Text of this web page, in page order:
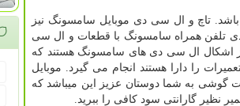
تاچ و ال سی دی موبایل سامسونگ نیز
تلفن همراه سامسونگ با قطعات و ال سی
اشکال ال سی دی های سامسونگ هستند که
را دارا هستند انجام می گیرد. موبایل
گوشی به شما دوستان عزیز این میباشد که
نظیر گارانتی سود کافی را ببرید.